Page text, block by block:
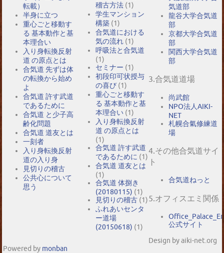
転載）
半身に立つ
重心ごと移動す
る 基本動作と基
本理合い
入り身転換反射
道 の原点とは
合気道 先ずは体
の転換から始め
よ
合気道 許す武道
であるために
合気道 と少子高
齢化問題
合気道 道友とは
一刻者
入り身転換反射
道の入り身
見切りの稽古
公共心について
思う
稽古方法 (1)
学生マンション
構築 (1)
合気道における
気の流れ (1)
呼吸法と合気道
(1)
セミナー (1)
初段印可状授与
の喜び (1)
重心ごと移動す
る 基本動作と基
本理合い (1)
入り身転換反射
道 の原点とは
(1)
合気道 許す武道
であるために (1)
合気道 道友とは
(1)
合気道 体捌き
(20180115) (1)
見切りの稽古 (1)
ふれあいセンタ
ー道場
(20150618) (1)
気道部
龍谷大学合気道
部
京都大学合気道
部
関西大学合気道
部
3.合気道道場
尚武館
NPO法人AIKI-
NET
札幌合氣修練道
場
4.その他合気道サイ
ト
合気道ねっと
5.オフィスエミ関係
公式サイト
Design by aiki-net.org
Powered by monban